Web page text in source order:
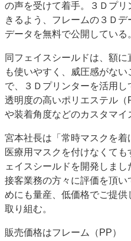
特集・デジタル印刷 ～ 新成長軌道を
案内
発刊案内
JFPI印刷用語集
運営
会社案内
購読・購入申し
お問い合わせ
の声を受けて着手。３Ｄプ
きるよう、フレームの３Ｄ
データを無料で公開している
同フェイスシールドは、額
も使いやすく、威圧感がな
で、３Ｄプリンターを活用
透明度の高いポリエステル
や装着角度などのカスタマイ
宮本社長は「常時マスクを
医療用マスクを付けなくて
ェイスシールドを開発しま
接客業務の方々に評価を頂
めにも量産、低価格でご提
取り組む。
販売価格はフレーム（PP）